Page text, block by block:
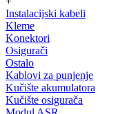
Instalacijski kabeli
Kleme
Konektori
Osigurači
Ostalo
Kablovi za punjenje
Kučište akumulatora
Kučište osigurača